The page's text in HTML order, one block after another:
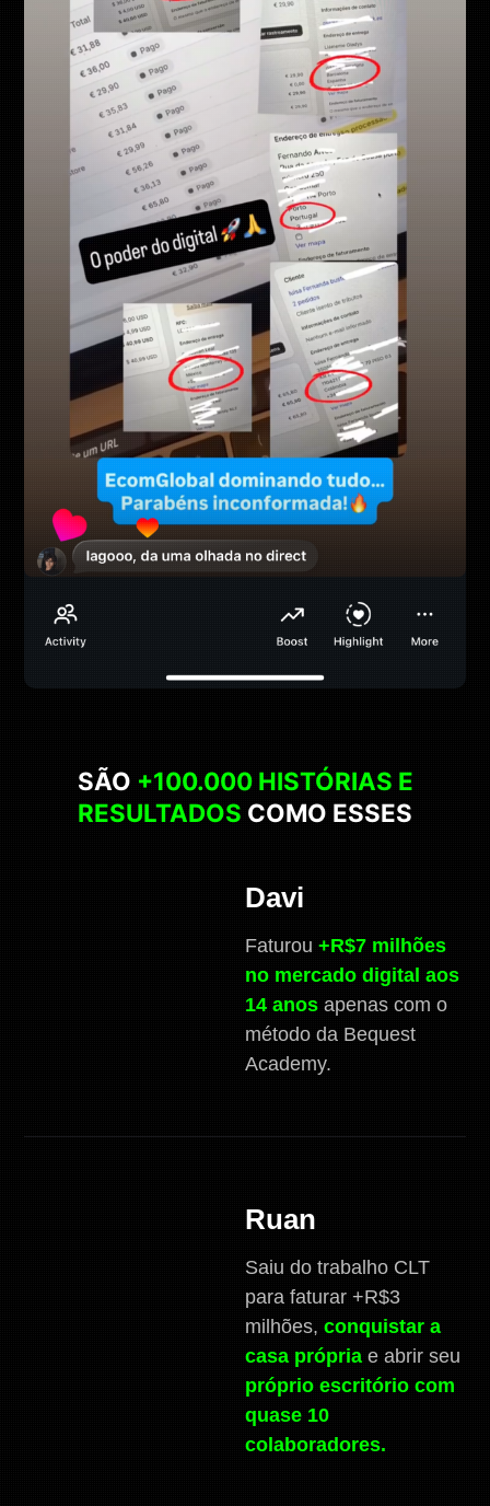
SÃO +100.000 HISTÓRIAS E
RESULTADOS COMO ESSES
Davi
Faturou +R$7 milhões
no mercado digital aos
14 anos apenas com o
método da Bequest
Academy.
Ruan
Saiu do trabalho CLT
para faturar +R$3
milhões, conquistar a
casa própria e abrir seu
próprio escritório com
quase 10
colaboradores.